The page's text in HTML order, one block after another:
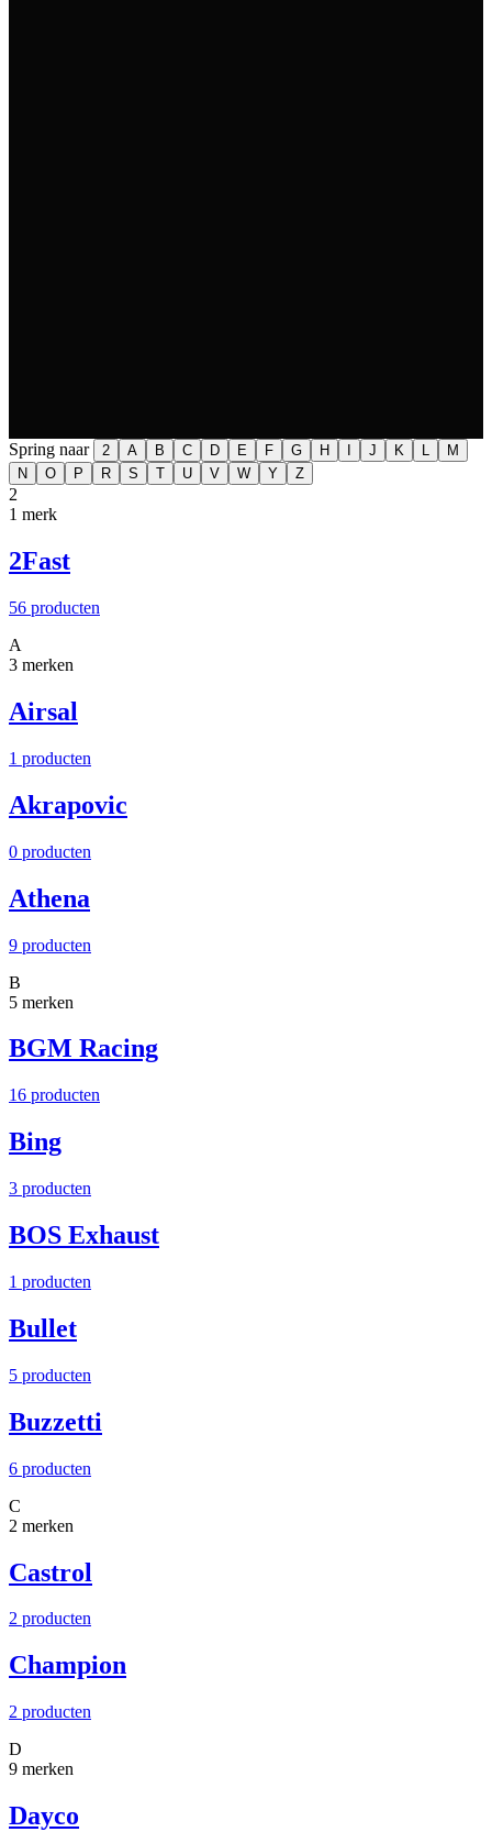
Spring naar 2 A B C D E F G H J K L
M
N
O P R S T U V W Y Z
2
1 merk
2Fast
56 producten
A
3 merken
Airsal
1 producten
Akrapovic
0 producten
Athena
9 producten
B
5 merken
BGM Racing
16 producten
Bing
3 producten
BOS Exhaust
1 producten
Bullet
5 producten
Buzzetti
6 producten
C
2 merken
Castrol
2 producten
Champion
2 producten
D
9 merken
Dayco